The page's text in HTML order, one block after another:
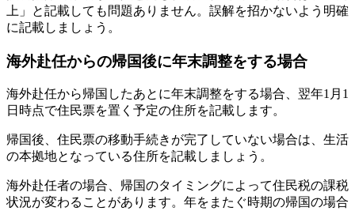
上」と記載しても問題ありません。誤解を招かないよう明確
に記載しましょう。
海外赴任からの帰国後に年末調整をする場合
海外赴任から帰国したあとに年末調整をする場合、翌年1月1
日時点で住民票を置く予定の住所を記載します。
帰国後、住民票の移動手続きが完了していない場合は、生活
の本拠地となっている住所を記載しましょう。
海外赴任者の場合、帰国のタイミングによって住民税の課税
状況が変わることがあります。年をまたぐ時期の帰国の場合